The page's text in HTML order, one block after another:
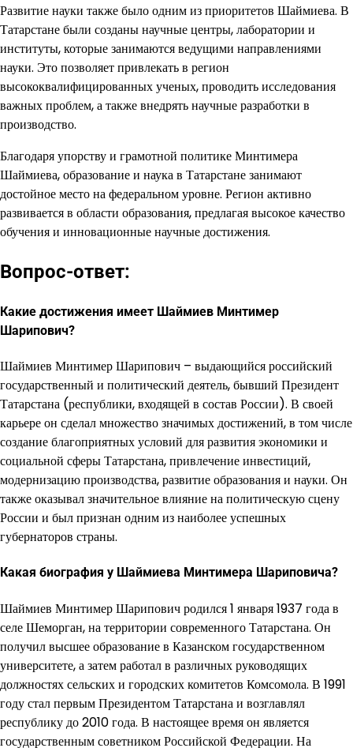
Развитие науки также было одним из приоритетов Шаймиева. В
Татарстане были созданы научные центры, лаборатории и
институты, которые занимаются ведущими направлениями
науки. Это позволяет привлекать в регион
высококвалифицированных ученых, проводить исследования
важных проблем, а также внедрять научные разработки в
производство.
Благодаря упорству и грамотной политике Минтимера
Шаймиева, образование и наука в Татарстане занимают
достойное место на федеральном уровне. Регион активно
развивается в области образования, предлагая высокое качество
обучения и инновационные научные достижения.
Вопрос-ответ:
Какие достижения имеет Шаймиев Минтимер
Шарипович?
Шаймиев Минтимер Шарипович – выдающийся российский
государственный и политический деятель, бывший Президент
Татарстана (республики, входящей в состав России). В своей
карьере он сделал множество значимых достижений, в том числе
создание благоприятных условий для развития экономики и
социальной сферы Татарстана, привлечение инвестиций,
модернизацию производства, развитие образования и науки. Он
также оказывал значительное влияние на политическую сцену
России и был признан одним из наиболее успешных
губернаторов страны.
Какая биография у Шаймиева Минтимера Шариповича?
Шаймиев Минтимер Шарипович родился 1 января 1937 года в
селе Шеморган, на территории современного Татарстана. Он
получил высшее образование в Казанском государственном
университете, а затем работал в различных руководящих
должностях сельских и городских комитетов Комсомола. В 1991
году стал первым Президентом Татарстана и возглавлял
республику до 2010 года. В настоящее время он является
государственным советником Российской Федерации. На